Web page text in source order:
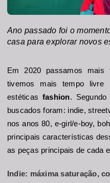
Ano passado foi o
casa para explorar novos
Em 2020 passamos
tivemos mais tempo livre
estéticas fashion.
buscados foram: indie,
nos anos 80, e-girl/e-boy,
principais características
as peças principais de cada
Indie: máxima saturação,